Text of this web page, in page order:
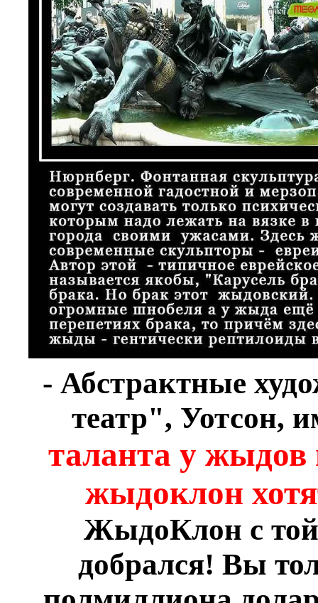
- Абстрактные
театр", Уотсон,
таланта у
жыдоклон
ЖыдоКлон с
добрался! Вы